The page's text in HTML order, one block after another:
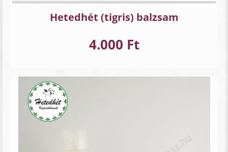
Hetedhét (tigris) balzsam
4.000 Ft